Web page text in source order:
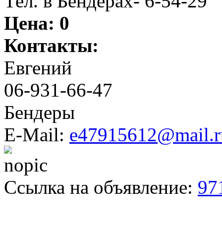
Цена: 0
Контакты:
Евгений
06-931-66-47
Бендеры
E-Mail:
Ссылка на объявление: